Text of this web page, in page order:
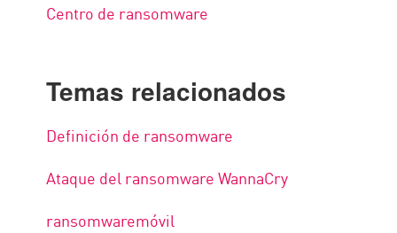
Centro de ransomware
Temas relacionados
Definición de ransomware
Ataque del ransomware WannaCry
ransomwaremóvil